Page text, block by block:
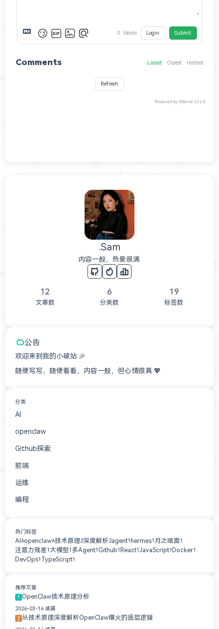
0 Words Login Submit
Comments Latest Oldest Hottest
Refresh
Powered byWaline v3.6.0
.Sam
内容一般，热爱很满.
12
文章数
6
分类数
19
标签数
公告
欢迎来到我的小破站 🎉
随便写写，随便看看，内容一般，但心情很真 💖
分类
AI
openclaw
Github探索
前端
运维
编程
热门标签
AI 6openclaw4技术原理2深度解析2agent1 hermes1 月之暗面1
注意力残差1 大模型1 多Agent1Github1 React1JavaScript1 Docker1
DevOps1 TypeScript1
推荐文章
1 OpenClaw技术原理分析
2026-03-16 凌晨
2 从技术原理深度解析OpenClaw爆火的底层逻辑